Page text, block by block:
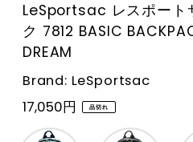
LeSportsac レスポート
ク 7812 BASIC
DREAM
Brand: LeSportsac
17,050円 品切れ